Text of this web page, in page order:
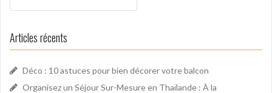
t
i
c
l
c
e
r
Articles récents
Déco : 10 astuces pour bien décorer votre balcon
Organisez un Séjour Sur-Mesure en Thaïlande : À la